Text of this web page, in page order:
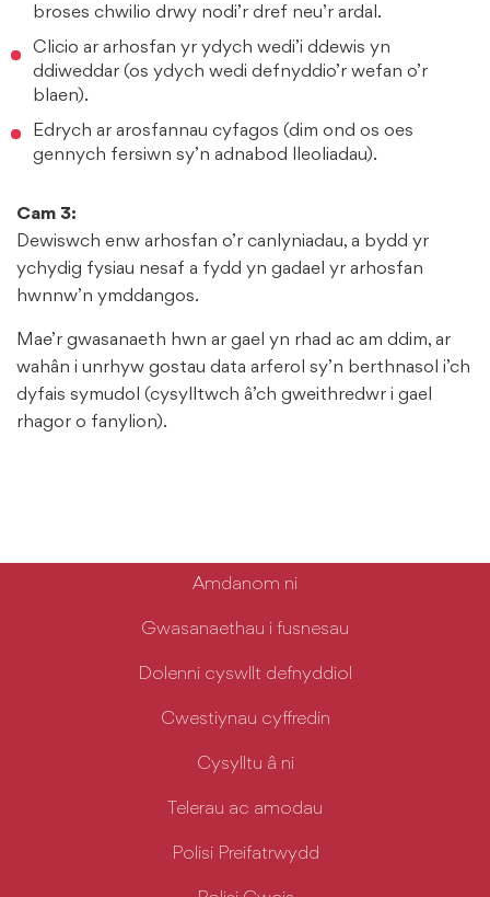
broses chwilio drwy nodi’r dref neu’r ardal.
Clicio ar arhosfan yr ydych wedi’i ddewis yn
ddiweddar (os ydych wedi defnyddio’r wefan o’r
blaen).
Edrych ar arosfannau cyfagos (dim ond os oes
gennych fersiwn sy’n adnabod lleoliadau).
Cam 3:
Dewiswch enw arhosfan o’r canlyniadau, a bydd yr
ychydig fysiau nesaf a fydd yn gadael yr arhosfan
hwnnw’n ymddangos.
Mae’r gwasanaeth hwn ar gael yn rhad ac am ddim, ar
wahân i unrhyw gostau data arferol sy’n berthnasol i’ch
dyfais symudol (cysylltwch â’ch gweithredwr i gael
rhagor o fanylion).
Amdanom ni
Gwasanaethau i fusnesau
Dolenni cyswllt defnyddiol
Cwestiynau cyffredin
Cysylltu â ni
Telerau ac amodau
Polisi Preifatrwydd